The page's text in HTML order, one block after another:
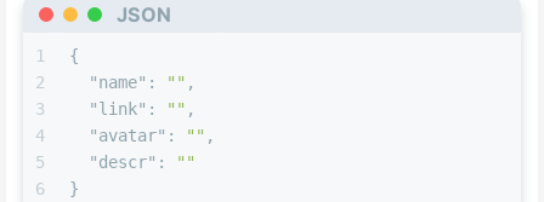
JSON
1
2
3
4
5
6
{
"name" : "" ,
"link" : "" ,
"avatar" : "" ,
"descr" :
""
}